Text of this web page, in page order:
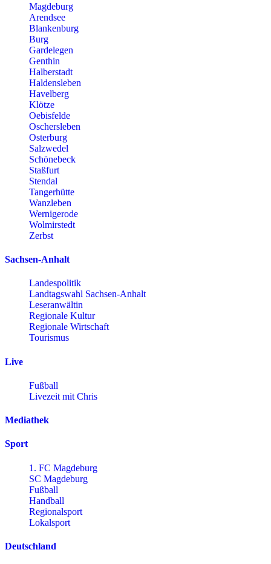
Magdeburg
Arendsee
Blankenburg
Burg
Gardelegen
Genthin
Halberstadt
Haldensleben
Havelberg
Klötze
Oebisfelde
Oschersleben
Osterburg
Salzwedel
Schönebeck
Staßfurt
Stendal
Tangerhütte
Wanzleben
Wernigerode
Wolmirstedt
Zerbst
Sachsen-Anhalt
Landespolitik
Landtagswahl Sachsen-Anhalt
Leseranwältin
Regionale Kultur
Regionale Wirtschaft
Tourismus
Live
Fußball
Livezeit mit Chris
Mediathek
Sport
1. FC Magdeburg
SC Magdeburg
Fußball
Handball
Regionalsport
Lokalsport
Deutschland